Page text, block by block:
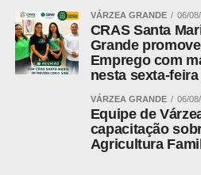
Twitter
Messenger
VÁRZEA GRANDE 06/
CRAS Santa
Grande
Emprego com
nesta sexta-feira
VÁRZEA GRANDE 06/
Equipe de
capacitação
Agricultura